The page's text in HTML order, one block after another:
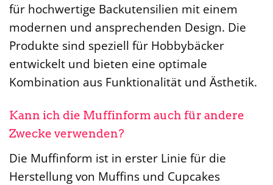
für hochwertige Backutensilien mit einem
modernen und ansprechenden Design. Die
Produkte sind speziell für Hobbybäcker
entwickelt und bieten eine optimale
Kombination aus Funktionalität und Ästhetik.
Kann ich die Muffinform auch für andere
Zwecke verwenden?
Die Muffinform ist in erster Linie für die
Herstellung von Muffins und Cupcakes